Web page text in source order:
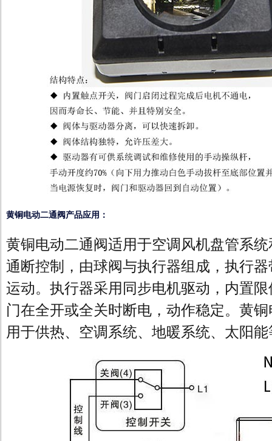
黄铜电动二通阀产品应用：
黄铜电动二通阀适用于空调风机盘管系
通断控制，由球阀与执行器组成，执行
运动。执行器采用同步电机驱动，内置
门在全开或全关时断电，动作稳定。黄
用于供热、空调系统、地暖系统、太阳